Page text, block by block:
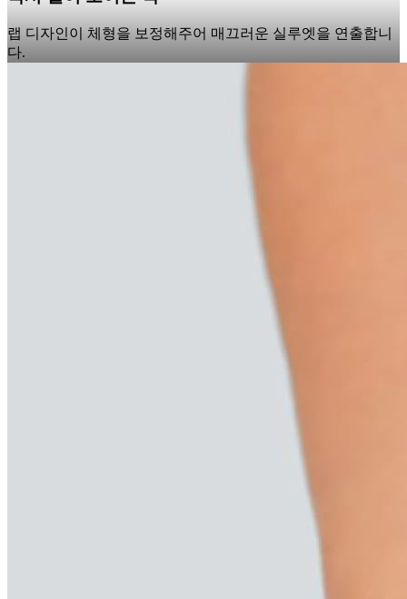
랩 디자인이 체형을 보정해주어 매끄러운 실루엣을 연출합니
다.